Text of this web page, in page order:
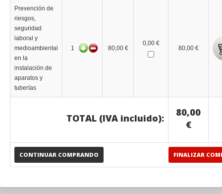
CONTINUAR COMPRANDO FINALIZAR
Prevención de
riesgos,
seguridad
laboral y
medioambiental
en la
instalación de
aparatos y
tuberías
1 80,00 €
0,00 €
80,00 €
TOTAL (IVA incluido):
80,00
€